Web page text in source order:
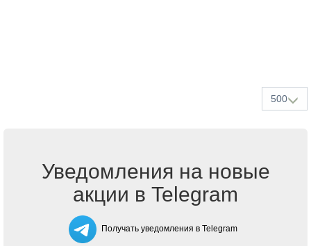
500
Уведомления на новые
акции в Telegram
Получать уведомления в Telegram